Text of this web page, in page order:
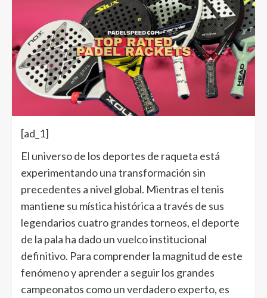
[ad_1]
El universo de los deportes de raqueta está
experimentando una transformación sin
precedentes a nivel global. Mientras el tenis
mantiene su mística histórica a través de sus
legendarios cuatro grandes torneos, el deporte
de la pala ha dado un vuelco institucional
definitivo. Para comprender la magnitud de este
fenómeno y aprender a seguir los grandes
campeonatos como un verdadero experto, es